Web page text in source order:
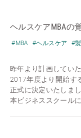
ヘルスケアMBAの
#MBA #ヘルスケア #
昨年より計画してい
2017年度より開始す
正式に決定いたしま
本ビジネススクールに